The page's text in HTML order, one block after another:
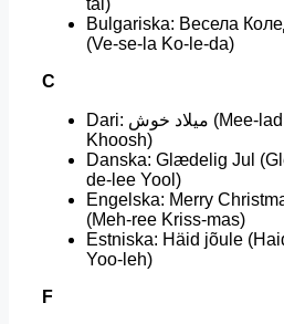
Bulgariska: Весела
(Ve-se-la Ko-le-da)
C
Dari: ميلاد خوش (Mee-lad
Khoosh)
Danska: Glædelig Jul
de-lee Yool)
Engelska: Merry
(Meh-ree Kriss-mas)
Estniska: Häid jõule
Yoo-leh)
F